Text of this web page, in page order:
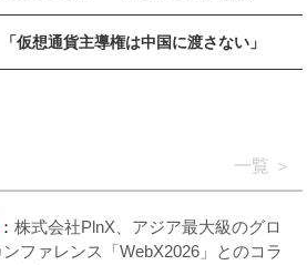
仮想通貨主導権は中国に渡さない」
一覧
株式会社PlnX、アジア最大級のグロ
ファレンス「WebX2026」とのコラ